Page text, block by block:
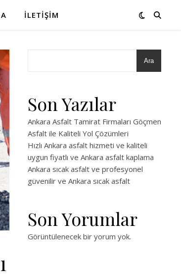
İLETIŞIM
Ara
Son Yazılar
Ankara Asfalt Tamirat Firmaları Göçmen
Asfalt ile Kaliteli Yol Çözümleri
Hızlı Ankara asfalt hizmeti ve kaliteli
uygun fiyatlı ve Ankara asfalt kaplama
Ankara sıcak asfalt ve profesyonel
güvenilir ve Ankara sıcak asfalt
Son Yorumlar
Görüntülenecek bir yorum yok.